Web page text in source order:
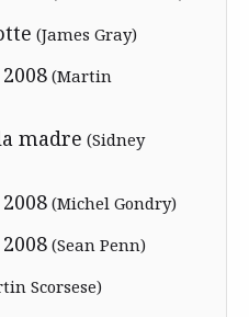
(James Gray)
(Martin
madre (Sidney
(Michel Gondry)
(Sean Penn)
Scorsese)